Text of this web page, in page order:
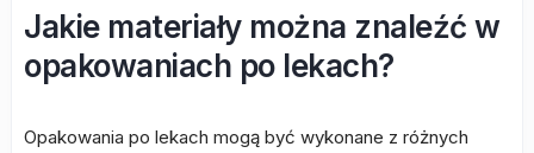
Jakie materiały można znaleźć w
opakowaniach po lekach?
Opakowania po lekach mogą być wykonane z różnych